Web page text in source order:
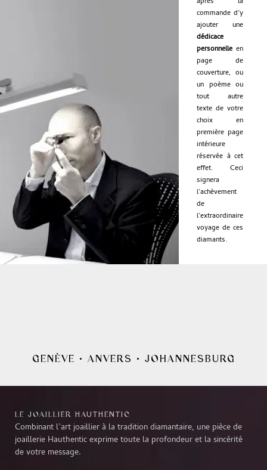
commande d’y
ajouter une
dédicace
personnelle en
page de
couverture, ou
un poème ou
tout autre
texte de votre
choix en
première page
intérieure
réservée à cet
effet. Ceci
signera
l’achèvement
de
l’extraordinaire
voyage de ces
diamants.
GENÈVE • ANVERS • JOHANNESBURG
LE JOAILLIER HAUTHENTIC
Combinant l’art joaillier à la tradition diamantaire, une pièce de
joaillerie Hauthentic exprime toute la profondeur et la sincérité
de votre message.